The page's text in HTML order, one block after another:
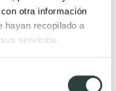
otra información
hayan recopilado a
servicios.
reducido 37.8 cm